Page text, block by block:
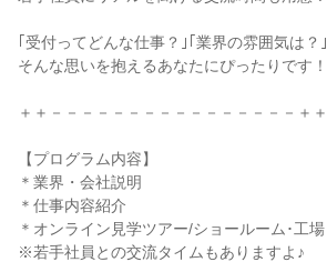
｢受付ってどんな仕事？｣｢業界の雰囲気は？｣
そんな思いを抱えるあなたにぴったりです！
＋＋－－－－－－－－－－－－－－－－＋＋
【プログラム内容】
＊業界・会社説明
＊仕事内容紹介
＊オンライン見学ツアー/ショールーム･工場
※若手社員との交流タイムもありますよ♪